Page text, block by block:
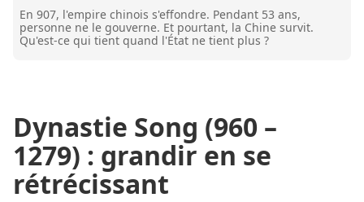
En 907, l'empire chinois s'effondre. Pendant 53 ans,
personne ne le gouverne. Et pourtant, la Chine survit.
Qu'est-ce qui tient quand l'État ne tient plus ?
Dynastie Song (960 –
1279) : grandir en se
rétrécissant